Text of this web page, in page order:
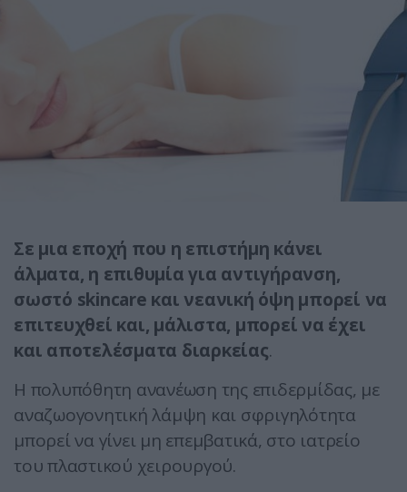
Σε μια εποχή που η επιστήμη κάνει
άλματα, η επιθυμία για αντιγήρανση,
σωστό skincare και νεανική όψη μπορεί να
επιτευχθεί και, μάλιστα, μπορεί να έχει
και αποτελέσματα διαρκείας.
Η πολυπόθητη ανανέωση της επιδερμίδας, με
αναζωογονητική λάμψη και σφριγηλότητα
μπορεί να γίνει μη επεμβατικά, στο ιατρείο
του πλαστικού χειρουργού.